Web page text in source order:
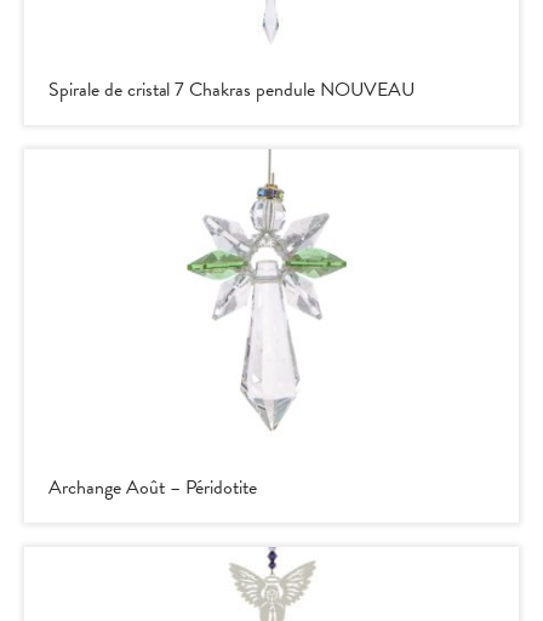
Spirale de cristal 7 Chakras pendule NOUVEAU
Archange Août – Péridotite